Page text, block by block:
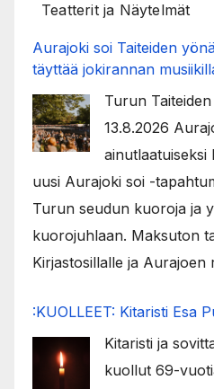
Teatterit ja Näytelmät
Aurajoki soi Taiteiden
täyttää jokirannan
Turun
13.8.2026
uusi Aurajoki soi -
Turun seudun kuoroja ja
kuorojuhlaan. Maksuton
Kirjastosillalle ja Aurajoen
:KUOLLEET: Kitaristi Esa
Kitaristi ja
kuollut 69-